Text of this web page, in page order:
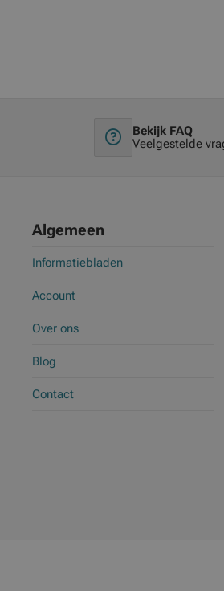
Bekijk FAQ
Veelgestelde
Algemeen
Informatiebladen
Account
Over ons
Blog
Contact